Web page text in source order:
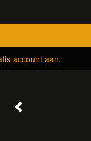
account aan.